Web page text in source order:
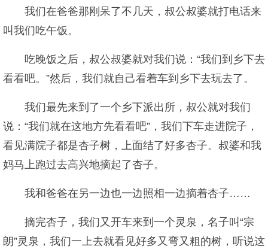
我们在爸爸那刚呆了不几天，叔公叔婆就打电话来
叫我们吃午饭。
吃晚饭之后，叔公叔婆就对我们说：“我们到乡下去
看看吧。”然后，我们就自己看着车到乡下去玩去了。
我们最先来到了一个乡下派出所，叔公就对我们
说：“我们就在这地方先看看吧”，我们下车走进院子，
看见满院子都是杏子树，上面结了好多杏子。叔婆和我
妈马上跑过去高兴地摘起了杏子。
我和爸爸在另一边也一边照相一边摘着杏子……
摘完杏子，我们又开车来到一个灵泉，名子叫“宗
朗”灵泉，我们一上去就看见好多又弯又粗的树，听说这